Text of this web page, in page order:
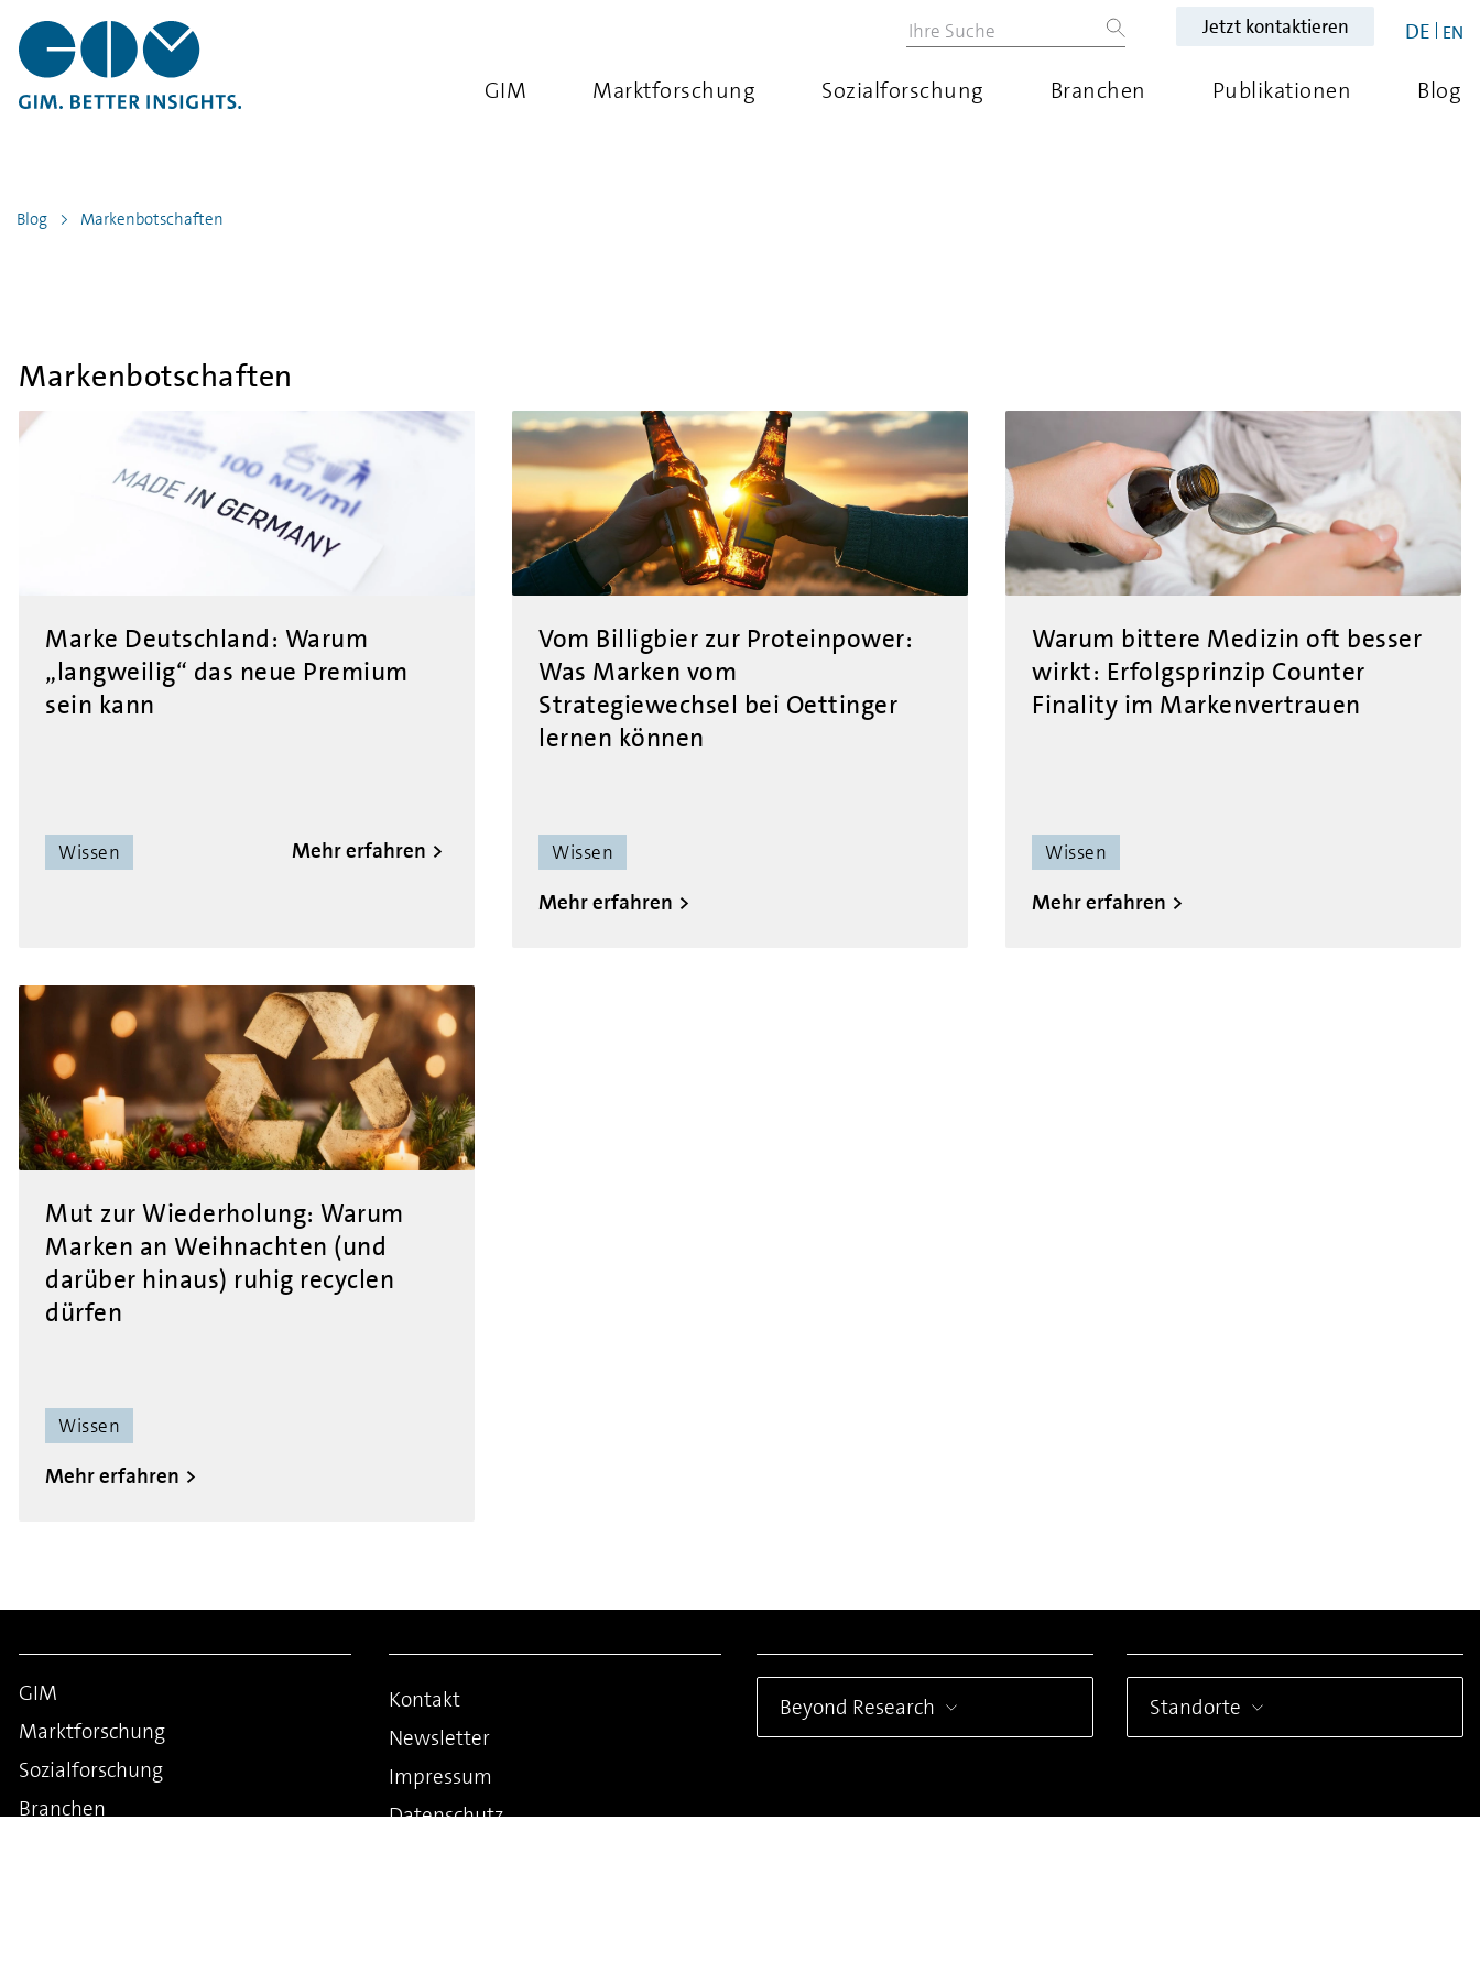
Jetzt kontaktieren DE EN
GIM Marktforschung Sozialforschung Branchen Publikationen Blog
Blog Markenbotschaften
Markenbotschaften
Marke Deutschland: Warum
„langweilig“ das neue Premium
sein kann
Wissen Mehr erfahren
Vom Billigbier zur Proteinpower:
Was Marken vom
Strategiewechsel bei Oettinger
lernen können
Wissen
Mehr erfahren
Warum bittere Medizin oft besser
wirkt: Erfolgsprinzip Counter
Finality im Markenvertrauen
Wissen
Mehr erfahren
Mut zur Wiederholung: Warum
Marken an Weihnachten (und
darüber hinaus) ruhig recyclen
dürfen
Wissen
Mehr erfahren
GIM
Marktforschung
Sozialforschung
Branchen
Kontakt
Newsletter
Impressum
Datenschutz
Beyond Research Standorte